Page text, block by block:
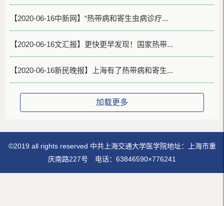
【2020-06-16中新网】“热带病和寄生虫病诊疗...
【2020-06-16文汇报】更快更早发现！国家热带...
【2020-06-16新民晚报】上海有了热带病和寄生...
加载更多
©2019 all rights reserved 中共上海交通大学医学院地址：上海市重
庆南路227号 电话：63846590×776241